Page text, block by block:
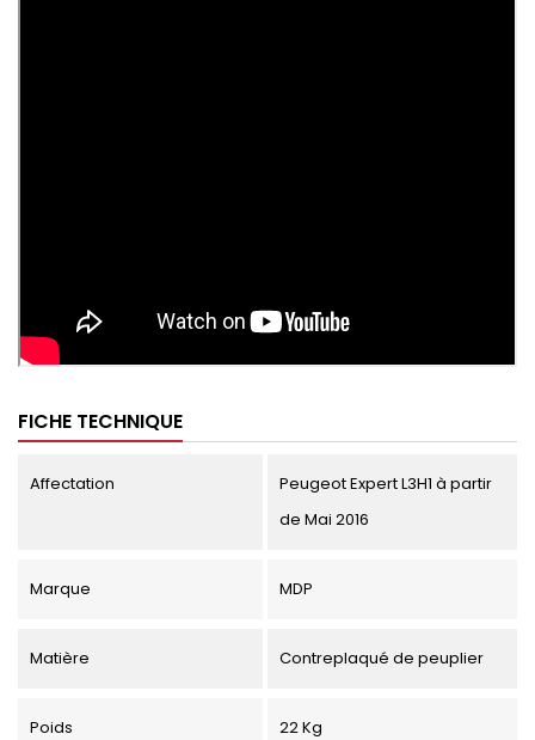
FICHE TECHNIQUE
Affectation
Peugeot Expert L3H1 à partir
de Mai 2016
Marque MDP
Matière Contreplaqué de peuplier
Poids 22 Kg